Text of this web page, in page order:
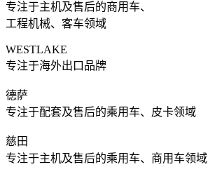
专注于主机及售后的商用车、
工程机械、客车领域
WESTLAKE
专注于海外出口品牌
德萨
专注于配套及售后的乘用车、皮卡领域
慈田
专注于主机及售后的乘用车、商用车领域